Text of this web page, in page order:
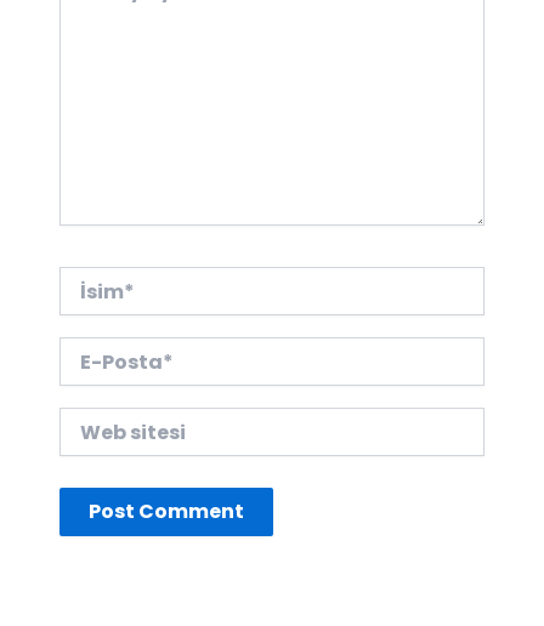
İsim*
Posta*
sitesi